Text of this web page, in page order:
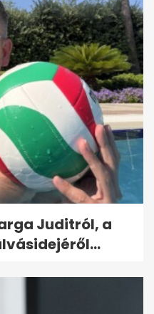
Juditról, a